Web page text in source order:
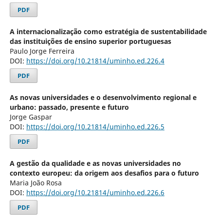
PDF
A internacionalização como estratégia de sustentabilidade
das instituições de ensino superior portuguesas
Paulo Jorge Ferreira
DOI: https://doi.org/10.21814/uminho.ed.226.4
PDF
As novas universidades e o desenvolvimento regional e
urbano: passado, presente e futuro
Jorge Gaspar
DOI: https://doi.org/10.21814/uminho.ed.226.5
PDF
A gestão da qualidade e as novas universidades no
contexto europeu: da origem aos desafios para o futuro
Maria João Rosa
DOI: https://doi.org/10.21814/uminho.ed.226.6
PDF